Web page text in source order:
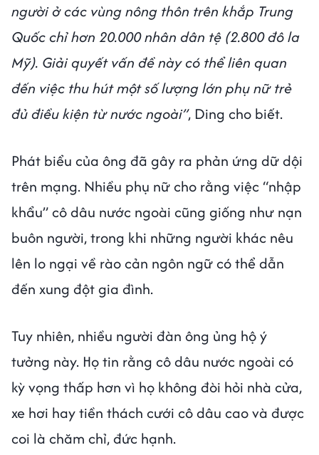
người ở các vùng nông thôn trên khắp Trung
Quốc chỉ hơn 20.000 nhân dân tệ (2.800 đô la
Mỹ). Giải quyết vấn đề này có thể liên quan
đến việc thu hút một số lượng lớn phụ nữ trẻ
đủ điều kiện từ nước ngoài”, Ding cho biết.
Phát biểu của ông đã gây ra phản ứng dữ dội
trên mạng. Nhiều phụ nữ cho rằng việc “nhập
khẩu” cô dâu nước ngoài cũng giống như nạn
buôn người, trong khi những người khác nêu
lên lo ngại về rào cản ngôn ngữ có thể dẫn
đến xung đột gia đình.
Tuy nhiên, nhiều người đàn ông ủng hộ ý
tưởng này. Họ tin rằng cô dâu nước ngoài có
kỳ vọng thấp hơn vì họ không đòi hỏi nhà cửa,
xe hơi hay tiền thách cưới cô dâu cao và được
coi là chăm chỉ, đức hạnh.